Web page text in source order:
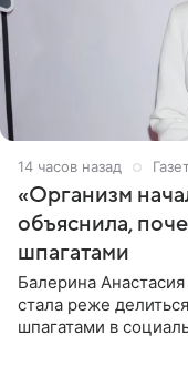
14 часов назад
«Организм
объяснила,
шпагатами
Балерина
стала реже
шпагатами в